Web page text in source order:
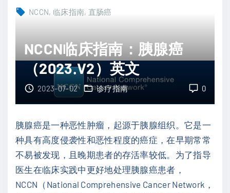
"
N
N
临
指
：
直
肠
癌
（
NCCN 临床指南 直肠癌
NCCN临床指南：胰腺癌
（2023.V2）英文
0
2023-07-02 诊疗指南
胰腺癌是一种恶性肿瘤，起源于胰腺组织。它是一
种具有高度侵袭性和恶性程度的癌症，在早期常常
不易被发现，且晚期患者的存活率较低。为了指导
医生在临床实践中更好地处理胰腺癌患者，
NCCN（National Comprehensive Cancer Network，